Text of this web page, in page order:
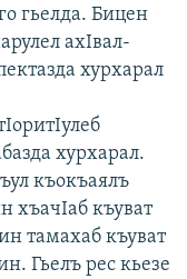
гьелда. Бицен
ахIвал-
хурхарал
хурхарал.
къокъаялъ
хъачIаб къуват
тамахаб къуват
Гьелъ рес кьезе